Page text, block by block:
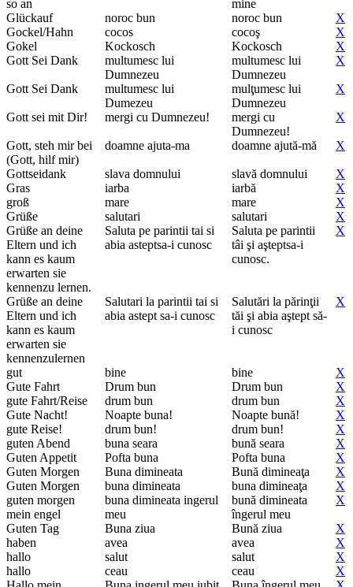
so an
mine
Glückauf noroc bun noroc bun
X
Gockel/Hahn
cocos cocoş
X
Gokel
Kockosch Kockosch
X
Gott Sei Dank
multumesc lui
Dumnezeu
multumesc lui
Dumnezeu
X
Gott Sei Dank
multumesc lui
Dumezeu
mulţumesc lui
Dumnezeu
X
Gott sei mit Dir! mergi cu Dumnezeu!
mergi cu
Dumnezeu!
X
Gott, steh mir bei
(Gott, hilf mir)
doamne ajuta-ma doamne ajută-mă X
Gottseidank slava domnului slavă domnului
X
Gras
iarba iarbă
X
groß
mare mare
X
Grüße
salutari salutari
X
Grüße an deine
Eltern und ich
kann es kaum
erwarten sie
kennenzu lernen.
Saluta pe parintii tai si
abia asteptsa-i cunosc
Saluta pe parintii
tâi şi aşteptsa-i
cunosc.
X
Grüße an deine
Eltern und ich
kann es kaum
erwarten sie
kennenzulernen
Salutari la parintii tai si
abia astept sa-i cunosc
Salutări la părinţii
tăi şi abia aştept să-
i cunosc
X
gut bine bine
X
Gute Fahrt
Drum bun Drum bun
X
gute Fahrt/Reise
drum bun drum bun
X
Gute Nacht!
Noapte buna! Noapte bună!
X
gute Reise!
drum bun! drum bun!
X
guten Abend
buna seara bună seara
X
Guten Appetit
Pofta buna Pofta buna
X
Guten Morgen
Buna dimineata Bună dimineaţa
X
Guten Morgen
buna dimineata buna dimineaţa
X
guten morgen
mein engel
buna dimineata ingerul
meu
bună dimineata
îngerul meu
X
Guten Tag Buna ziua Bună ziua
X
haben
avea avea
X
hallo
salut salut
X
hallo
ceau ceau
X